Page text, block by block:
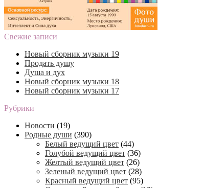
Свежие записи
Новый сборник музыки 19
Продать душу
Душа и дух
Новый сборник музыки 18
Новый сборник музыки 17
Рубрики
Новости (19)
Родные души (390)
Белый ведущий цвет (44)
Голубой ведущий цвет (36)
Желтый ведущий цвет (26)
Зеленый ведущий цвет (28)
Красный ведущий цвет (95)